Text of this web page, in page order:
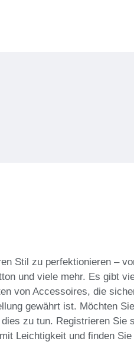
Stil zu perfektionieren –
und viele mehr. Es gibt
von Accessoires, die
gewährt ist. Möchten
zu tun. Registrieren Sie
Leichtigkeit und finden